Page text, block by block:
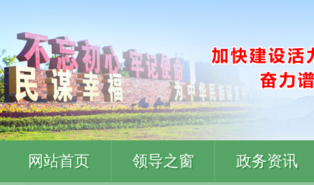
网站首页 领导之窗 政务资讯